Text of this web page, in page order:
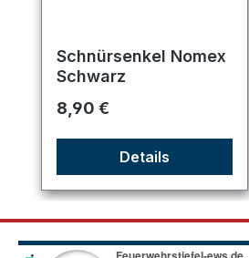
Schnürsenkel Nomex
Schwarz
Regulärer Preis:
8,90 €
Details